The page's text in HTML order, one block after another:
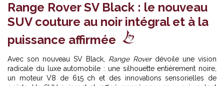
Range Rover SV Black : le nouveau
SUV couture au noir intégral et à la
puissance affirmée
Avec son nouveau SV Black, Range Roverdévoile une vision
radicale du luxe automobile : une silhouette entièrement noire,
un moteur V8 de 615 ch et des innovations sensorielles de